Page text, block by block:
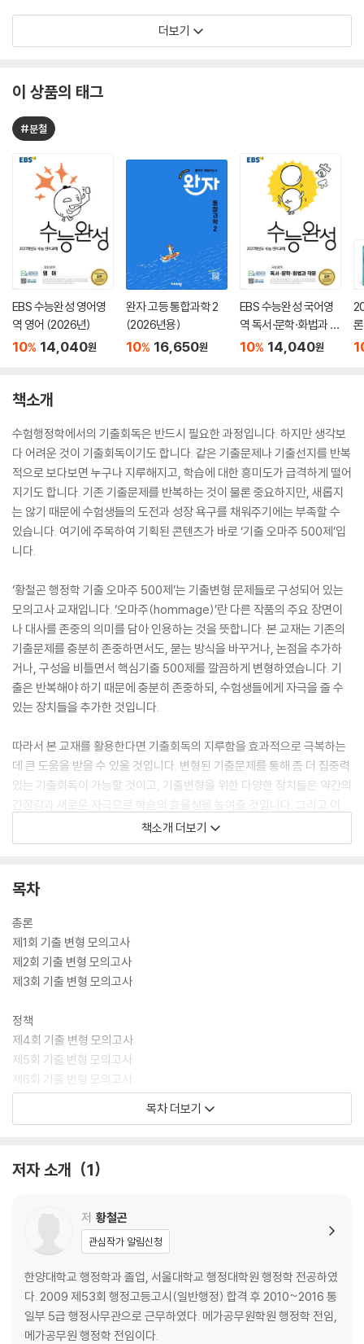
더보기
이 상품의 태그
#분철
EBS 수능완성 영어영
역 영어 (2026년)
10% 14,040원
완자 고등 통합과학 2
(2026년용)
10% 16,650원
EBS 수능완성 국어영
역 독서·문학·화법과 작
문 (2026년)
10% 14,040원
(
책소개
수험행정학에서의 기출회독은 반드시 필요한 과정입니다. 하지만 생각보
다 어려운 것이 기출회독이기도 합니다. 같은 기출문제나 기출선지를 반복
적으로 보다보면 누구나 지루해지고, 학습에 대한 흥미도가 급격하게 떨어
지기도 합니다. 기존 기출문제를 반복하는 것이 물론 중요하지만, 새롭지
는 않기 때문에 수험생들의 도전과 성장 욕구를 채워주기에는 부족할 수
있습니다. 여기에 주목하여 기획된 콘텐츠가 바로 ‘기출 오마주 500제’입
니다.
‘황철곤 행정학 기출 오마주 500제’는 기출변형 문제들로 구성되어 있는
모의고사 교재입니다. ‘오마주(hommage)’란 다른 작품의 주요 장면이
나 대사를 존중의 의미를 담아 인용하는 것을 뜻합니다. 본 교재는 기존의
기출문제를 충분히 존중하면서도, 묻는 방식을 바꾸거나, 논점을 추가하
거나, 구성을 비틀면서 핵심기출 500제를 깔끔하게 변형하였습니다. 기
출은 반복해야 하기 때문에 충분히 존중하되, 수험생들에게 자극을 줄 수
있는 장치들을 추가한 것입니다.
따라서 본 교재를 활용한다면 기출회독의 지루함을 효과적으로 극복하는
데 큰 도움을 받을 수 있을 것입니다. 변형된 기출문제를 통해 좀 더 집중력
있는 기출회독이 가능할 것이고, 기출변형을 위한 다양한 장치들은 약간의
긴장감과 새로운 자극으로 학습의 효율성을 높여줄 것입니다. 그리고 이
과정을 통해 최종적으로는 기출문제의 핵심 출제논점을 다양한 방식으로
반복하여 훈련한 후 체화하게 될 것입니다.
본 교재는 20회분의 진도별 모의고사로 구성되어 있습니다. 1회당 15분의
됩니다. 교재에 첨부되어 있는 진도표를 확인하여 미리 준비한 후 시험을
치러도 좋습니다. 각 변형문제마다 참고한 기출문제들의 정보도 수록했으
므로 기출문제집에서 함께 확인하면 더욱 풍부한 학습이 될 것입니다.
어려운 과정을 극복하는 데 많은 도움이 되기를 소망합니다.
책소개 더보기
목차
총론
제1회 기출 변형 모의고사
제2회 기출 변형 모의고사
제3회 기출 변형 모의고사
정책
제4회 기출 변형 모의고사
제5회 기출 변형 모의고사
제6회 기출 변형 모의고사
제9회 기출 변형 모의고사
제10회 기출 변형 모의고사
제11회 기출 변형 모의고사
제12회 기출 변형 모의고사
재무
제13회 기출 변형 모의고사
목차 더보기
저자 소개 1
저 황철곤
관심작가 알림신청
한양대학교 행정학과 졸업, 서울대학교 행정대학원 행정학 전공하였
다. 2009 제53회 행정고등고시(일반행정) 합격 후 2010~2016 통
일부 5급 행정사무관으로 근무하였다. 메가공무원학원 행정학 전임,
메가공무원 행정학 전임이다.